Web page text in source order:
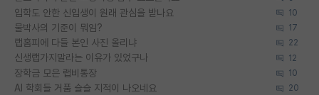
입학도 안한 신입생이 원래 관심을 받나요 10
물박사의 기준이 뭐임? 17
랩홈피에 다들 본인 사진 올리냐 22
신생랩가지말라는 이유가 있었구나 12
장학금 모은 랩비통장 10
AI 학회들 거품 슬슬 지적이 나오네요 20